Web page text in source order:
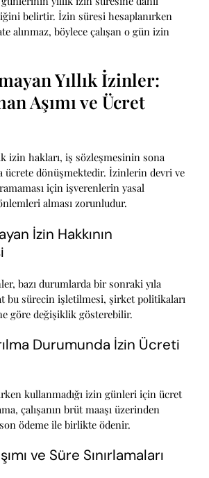
belirtir. İzin süresi hesaplanırken
alınmaz, böylece çalışan o gün izin
Yıllık İzinler:
Aşımı ve Ücret
izin hakları, iş sözleşmesinin sona
ücrete dönüşmektedir. İzinlerin devri ve
için işverenlerin yasal
alması zorunludur.
İzin Hakkının
bazı durumlarda bir sonraki yıla
bu sürecin işletilmesi, şirket politikaları
göre değişiklik gösterebilir.
Durumunda İzin Ücreti
kullanmadığı izin günleri için ücret
çalışanın brüt maaşı üzerinden
son ödeme ile birlikte ödenir.
ve Süre Sınırlamaları